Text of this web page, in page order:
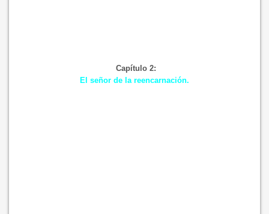
Capítulo 2:
El señor de la reencarnación.